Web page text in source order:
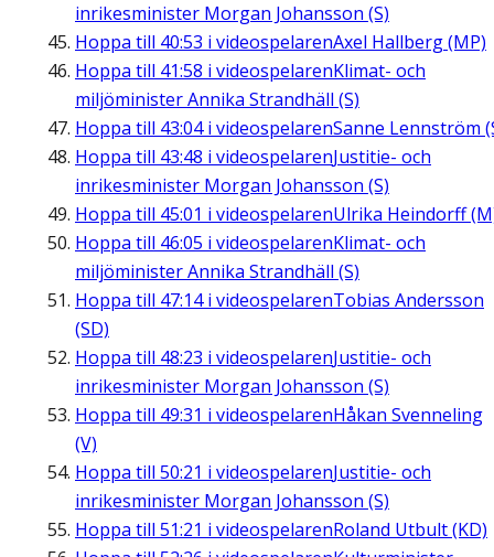
inrikesminister Morgan Johansson (S)
Hoppa till 40:53 i videospelarenAxel Hallberg (MP)
Hoppa till 41:58 i videospelarenKlimat- och
miljöminister Annika Strandhäll (S)
Hoppa till 43:04i videospelarenSanne Lennström
Hoppa till 43:48 i videospelarenJustitie- och
inrikesminister Morgan Johansson (S)
Hoppa till 45:01 i videospelarenUlrika Heindorff
Hoppa till 46:05 i videospelarenKlimat- och
miljöminister Annika Strandhäll (S)
Hoppa till 47:14i videospelarenTobias Andersson
(SD)
Hoppa till 48:23 i videospelarenJustitie- och
inrikesminister Morgan Johansson (S)
Hoppa till 49:31 i videospelarenHåkan Svenneling
(V)
Hoppa till 50:21 i videospelarenJustitie- och
inrikesminister Morgan Johansson (S)
Hoppa till 51:21 i videospelarenRoland Utbult (KD)